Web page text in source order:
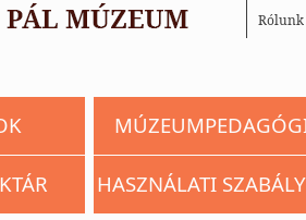
Rólunk
HASZNÁLATI